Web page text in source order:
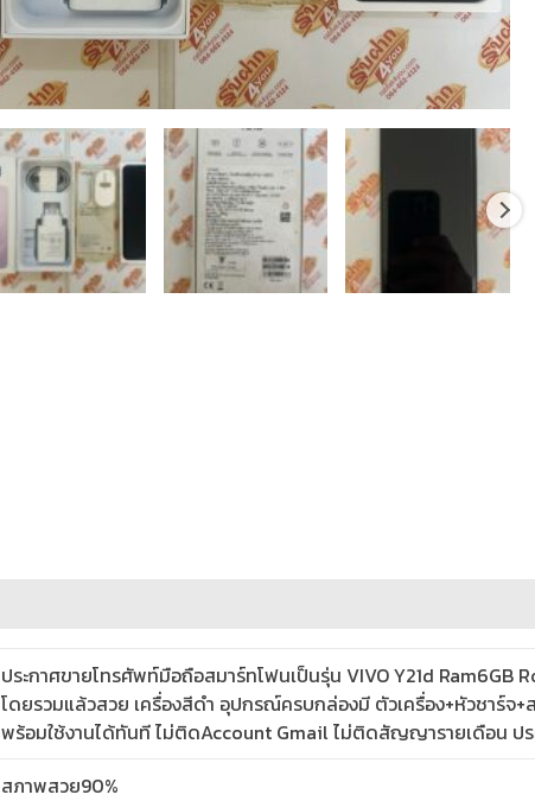
ประกาศขายโทรศัพท์มือถือสมาร์ทโฟนเป็นรุ่น VIVO Y21d
โดยรวมแล้วสวย เครื่องสีดำ อุปกรณ์ครบกล่องมี ตัวเครื่อง+หัวชาร์จ
พร้อมใช้งานได้ทันที ไม่ติดAccount Gmail ไม่ติดสัญญารายเดือน ป
สภาพสวย90%